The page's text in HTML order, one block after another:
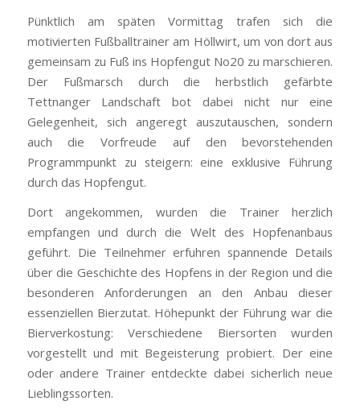
Pünktlich am späten Vormittag trafen sich die
motivierten Fußballtrainer am Höllwirt, um von dort aus
gemeinsam zu Fuß ins Hopfengut No20 zu marschieren.
Der Fußmarsch durch die herbstlich gefärbte
Tettnanger Landschaft bot dabei nicht nur eine
Gelegenheit, sich angeregt auszutauschen, sondern
auch die Vorfreude auf den bevorstehenden
Programmpunkt zu steigern: eine exklusive Führung
durch das Hopfengut.
Dort angekommen, wurden die Trainer herzlich
empfangen und durch die Welt des Hopfenanbaus
geführt. Die Teilnehmer erfuhren spannende Details
über die Geschichte des Hopfens in der Region und die
besonderen Anforderungen an den Anbau dieser
essenziellen Bierzutat. Höhepunkt der Führung war die
Bierverkostung: Verschiedene Biersorten wurden
vorgestellt und mit Begeisterung probiert. Der eine
oder andere Trainer entdeckte dabei sicherlich neue
Lieblingssorten.